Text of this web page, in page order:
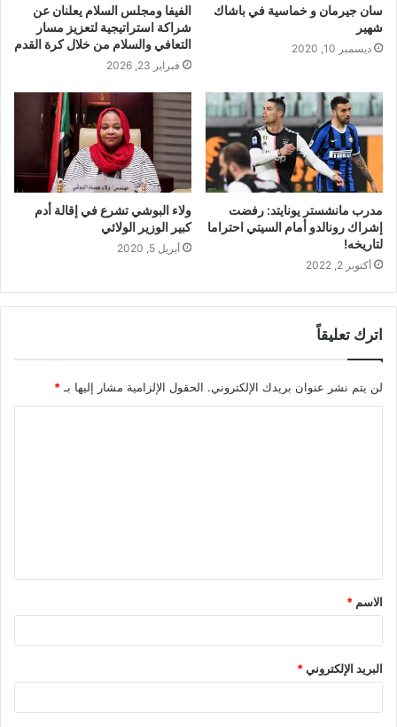
سان جيرمان و خماسية في باشاك
شهير
ديسمبر 10, 2020
الفيفا ومجلس السلام يعلنان عن
شراكة استراتيجية لتعزيز مسار
التعافي والسلام من خلال كرة القدم
فبراير 23, 2026
مدرب مانشستر يونايتد: رفضت
إشراك رونالدو أمام السيتي احتراما
لتاريخه!
أكتوبر 2, 2022
ولاء البوشي تشرع في إقالة أدم
كبير الوزير الولائي
أبريل 5, 2020
اترك تعليقاً
لن يتم نشر عنوان بريدك الإلكتروني. الحقول الإلزامية مشار إليها بـ *
الاسم *
البريد الإلكتروني*